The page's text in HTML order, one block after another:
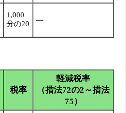
1,000
分の20
―
税率
軽減税率
（措法72の2～措法
75）